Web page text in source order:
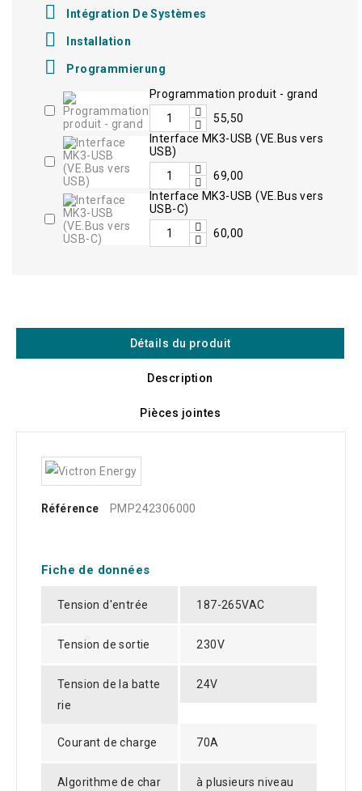
 Intégration De Systèmes
 Installation

Programmierung
Programmation produit - grand
55,50
Interface MK3-USB (VE.Bus vers
USB)
69,00
Interface MK3-USB (VE.Bus vers
USB-C)
60,00
Détails du produit
Description
Pièces jointes
Référence PMP242306000
Fiche de données
Tension d'entrée 187-265VAC
Tension de sortie 230V
Tension de la batte
rie
24V
Courant de charge 70A
Algorithme de char
à plusieurs niveau